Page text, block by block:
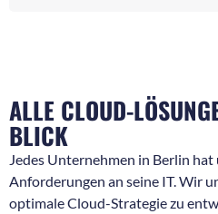
ALLE CLOUD-
BLICK
Jedes Unternehmen in Berlin
Anforderungen an seine IT. Wir
optimale Cloud-Strategie zu